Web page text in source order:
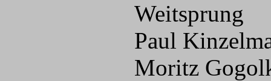
Weitsprung
Paul
Moritz